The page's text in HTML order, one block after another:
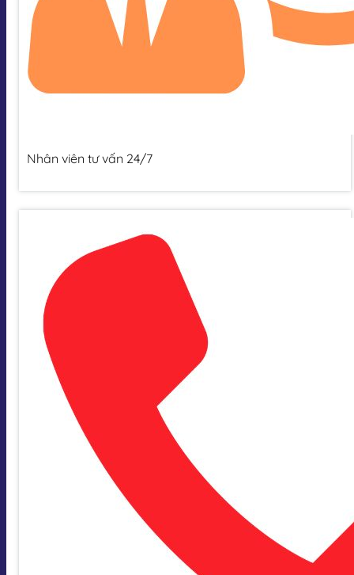
Nhân viên tư vấn 24/7